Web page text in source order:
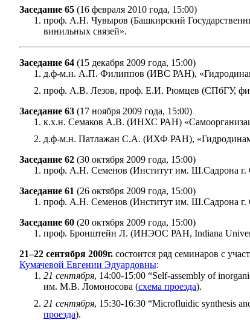
Заседание 65 (16 февраля 2010 года, 15:00)
проф. А.Н. Чувыров (Башкирский
винильных связей».
Заседание 64 (15 декабря 2009 года, 15:00)
д.ф-м.н. А.П. Филиппов (ИВС РАН),
проф. А.В. Лезов, проф. Е.И. Рюмцев (СПбГУ,
Заседание 63 (17 ноября 2009 года, 15:00)
к.х.н. Семаков А.В. (ИНХС РАН)
д.ф-м.н. Патлажан С.А. (ИХФ РАН),
Заседание 62 (30 октября 2009 года, 15:00)
проф. А.Н. Семенов (Институт им. Ш.Садрона г.
Заседание 61 (26 октября 2009 года, 15:00)
проф. А.Н. Семенов (Институт им. Ш.Садрона г.
Заседание 60 (20 октября 2009 года, 15:00)
проф. Бронштейн Л. (ИНЭОС РАН, Indiana
21–22 сентября 2009г. состоится ряд семинаров с
Кумачевой Евгении Эдуардовны:
21 сентября, 14:00-15:00 “Self-assembly of
им. М.В. Ломоносова (схема проезда).
21 сентября, 15:30-16:30 “Microfluidic synthesis
проезда).